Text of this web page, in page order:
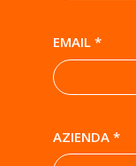
EMAIL *
AZIENDA *